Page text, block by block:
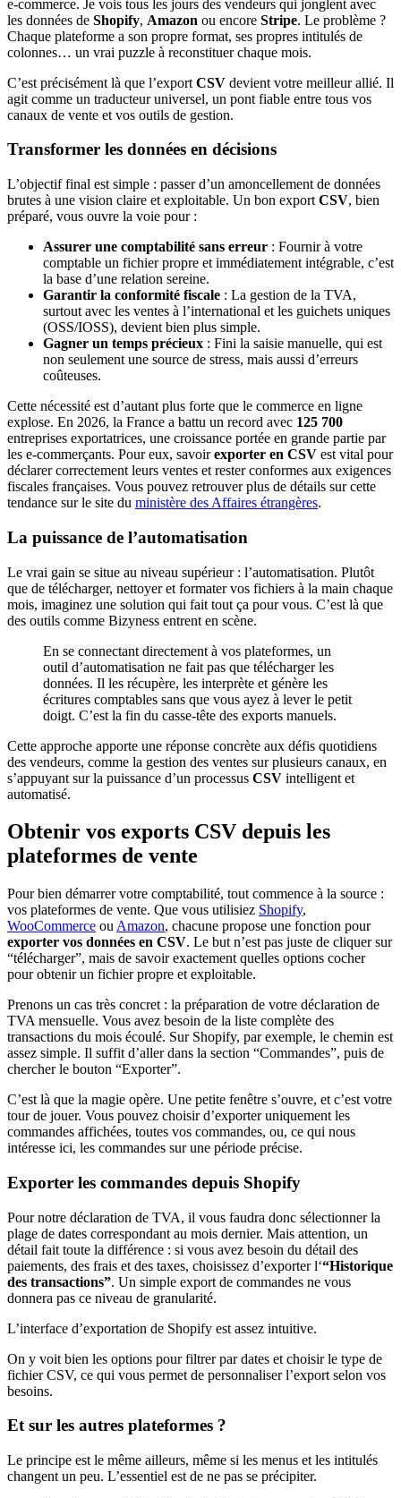
e-commerce. Je vois tous les jours des vendeurs qui jonglent avec
les données de Shopify, Amazon ou encore Stripe. Le problème ?
Chaque plateforme a son propre format, ses propres intitulés de
colonnes… un vrai puzzle à reconstituer chaque mois.
C’est précisément là que l’export CSV devient votre meilleur allié. Il
agit comme un traducteur universel, un pont fiable entre tous vos
canaux de vente et vos outils de gestion.
Transformer les données en décisions
L’objectif final est simple : passer d’un amoncellement de données
brutes à une vision claire et exploitable. Un bon export CSV, bien
préparé, vous ouvre la voie pour :
Assurer une comptabilité sans erreur : Fournir à votre
comptable un fichier propre et immédiatement intégrable, c’est
la base d’une relation sereine.
Garantir la conformité fiscale : La gestion de la TVA,
surtout avec les ventes à l’international et les guichets uniques
(OSS/IOSS), devient bien plus simple.
Gagner un temps précieux : Fini la saisie manuelle, qui est
non seulement une source de stress, mais aussi d’erreurs
coûteuses.
Cette nécessité est d’autant plus forte que le commerce en ligne
explose. En 2026, la France a battu un record avec 125 700
entreprises exportatrices, une croissance portée en grande partie par
les e-commerçants. Pour eux, savoirexporter en CSV est vital pour
déclarer correctement leurs ventes et rester conformes aux exigences
fiscales françaises. Vous pouvez retrouver plus de détails sur cette
tendance sur le site du ministère des Affaires étrangères.
La puissance de l’automatisation
Le vrai gain se situe au niveau supérieur : l’automatisation. Plutôt
que de télécharger, nettoyer et formater vos fichiers à la main chaque
mois, imaginez une solution qui fait tout ça pour vous. C’est là que
des outils comme Bizyness entrent en scène.
En se connectant directement à vos plateformes, un
outil d’automatisation ne fait pas que télécharger les
données. Il les récupère, les interprète et génère les
écritures comptables sans que vous ayez à lever le petit
doigt. C’est la fin du casse-tête des exports manuels.
Cette approche apporte une réponse concrète aux défis quotidiens
des vendeurs, comme la gestion des ventes sur plusieurs canaux, en
s’appuyant sur la puissance d’un processus CSV intelligent et
automatisé.
Obtenir vos exports CSV depuis les
plateformes de vente
Pour bien démarrer votre comptabilité, tout commence à la source :
vos plateformes de vente. Que vous utilisiez Shopify,
WooCommerce ou Amazon, chacune propose une fonction pour
exporter vos données en CSV. Le but n’est pas juste de cliquer sur
“télécharger”, mais de savoir exactement quelles options cocher
pour obtenir un fichier propre et exploitable.
Prenons un cas très concret : la préparation de votre déclaration de
TVA mensuelle. Vous avez besoin de la liste complète des
transactions du mois écoulé. Sur Shopify, par exemple, le chemin est
assez simple. Il suffit d’aller dans la section “Commandes”, puis de
chercher le bouton “Exporter”.
C’est là que la magie opère. Une petite fenêtre s’ouvre, et c’est votre
tour de jouer. Vous pouvez choisir d’exporter uniquement les
commandes affichées, toutes vos commandes, ou, ce qui nous
intéresse ici, les commandes sur une période précise.
Exporter les commandes depuis Shopify
Pour notre déclaration de TVA, il vous faudra donc sélectionner la
plage de dates correspondant au mois dernier. Mais attention, un
détail fait toute la différence : si vous avez besoin du détail des
paiements, des frais et des taxes, choisissez d’exporter l‘“Historique
des transactions”. Un simple export de commandes ne vous
donnera pas ce niveau de granularité.
L’interface d’exportation de Shopify est assez intuitive.
On y voit bien les options pour filtrer par dates et choisir le type de
fichier CSV, ce qui vous permet de personnaliser l’export selon vos
besoins.
Et sur les autres plateformes ?
Le principe est le même ailleurs, même si les menus et les intitulés
changent un peu. L’essentiel est de ne pas se précipiter.